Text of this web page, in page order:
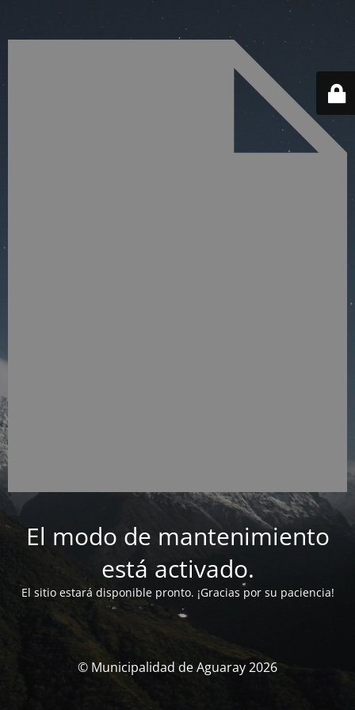
El modo de mantenimiento
está activado.
El sitio estará disponible pronto. ¡Gracias por su paciencia!
© Municipalidad de Aguaray 2026